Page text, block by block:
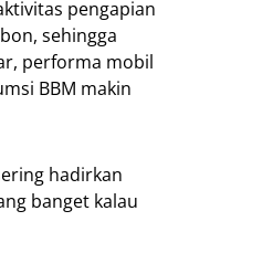
pengapian
sehingga
performa mobil
BBM makin
hadirkan
banget kalau